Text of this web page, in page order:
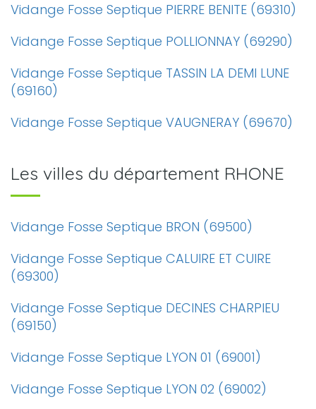
Vidange Fosse Septique PIERRE BENITE (69310)
Vidange Fosse Septique POLLIONNAY (69290)
Vidange Fosse Septique TASSIN LA DEMI LUNE
(69160)
Vidange Fosse Septique VAUGNERAY (69670)
Les villes du département RHONE
Vidange Fosse Septique BRON (69500)
Vidange Fosse Septique CALUIRE ET CUIRE
(69300)
Vidange Fosse Septique DECINES CHARPIEU
(69150)
Vidange Fosse Septique LYON 01 (69001)
Vidange Fosse Septique LYON 02 (69002)